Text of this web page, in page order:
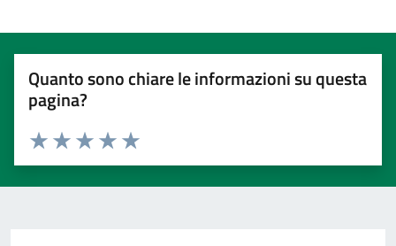
Quanto sono chiare le informazioni su questa
pagina?
Valuta 5 stelle su 5
Valuta 4 stelle su 5
Valuta 3 stelle su 5
Valuta 2 stelle su 5
Valuta 1 stelle su 5